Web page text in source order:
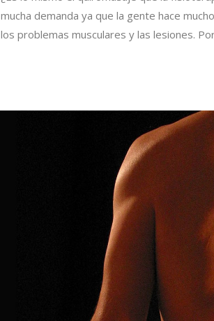
mucha demanda ya que la gente hace
los problemas musculares y las lesiones.